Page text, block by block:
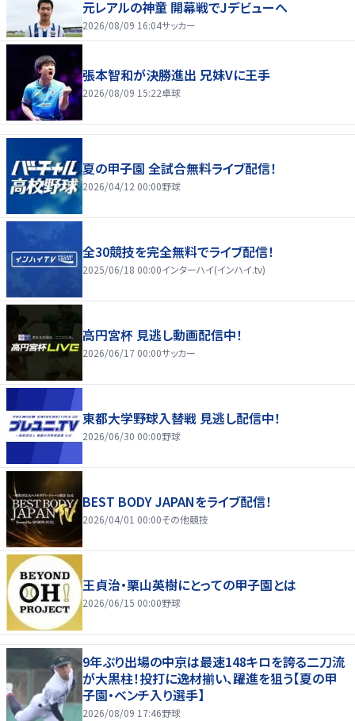
元レアルの神童 開幕戦でJデビューへ
2026/08/09 16:04サッカー
張本智和が決勝進出 兄妹Vに王手
2026/08/09 15:22卓球
夏の甲子園 全試合無料ライブ配信！
2026/04/12 00:00野球
全30競技を完全無料でライブ配信！
2025/06/18 00:00インターハイ(インハイ.tv)
高円宮杯 見逃し動画配信中！
2026/06/17 00:00サッカー
東都大学野球入替戦 見逃し配信中！
2026/06/30 00:00野球
BEST BODY JAPANをライブ配信！
2026/04/01 00:00その他競技
王貞治・栗山英樹にとっての甲子園とは
2026/06/15 00:00野球
9年ぶり出場の中京は最速148キロを誇る二刀流
が大黒柱！投打に逸材揃い、躍進を狙う【夏の甲
子園・ベンチ入り選手】
2026/08/09 17:46野球